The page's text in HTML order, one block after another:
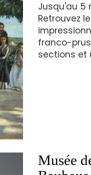
Jusqu'au 5
Retrouvez
franco-
sections et
Musée